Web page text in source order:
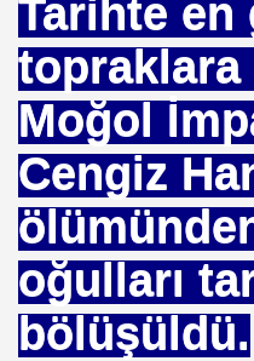
Tarihte en
topraklara
Moğol
Cengiz
oğulları
bölüşüldü.
İMAM NEDEN ATILDI
OL
Enerji